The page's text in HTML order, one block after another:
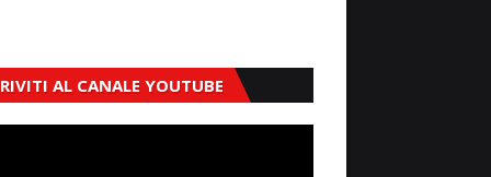
AL CANALE YOUTUBE